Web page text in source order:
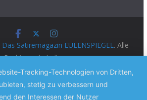
Das Satiremagazin EULENSPIEGEL. Alle
Rechte vorbehalten.
Provon ThemeGrill. Präsentiert von
WordPress.
Tracking-Technologien von Dritten,
stetig zu verbessern und
den Interessen der Nutzer